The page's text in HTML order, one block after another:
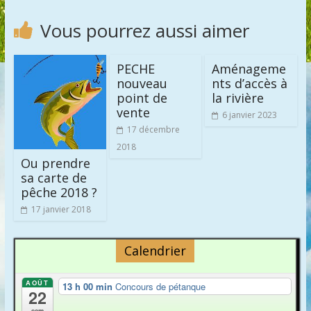
Vous pourrez aussi aimer
Ou prendre
sa carte de
pêche 2018 ?
17 janvier 2018
PECHE
nouveau
point de
vente
17 décembre
2018
Aménageme
nts d’accès à
la rivière
6 janvier 2023
Calendrier
AOÛT
22
13 h 00 minConcours de pétanque